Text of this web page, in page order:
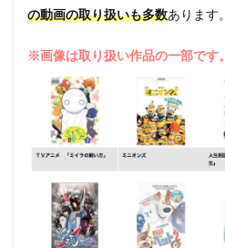
の動画の取り扱いも多数あります。
※画像は取り扱い作品の一部です。